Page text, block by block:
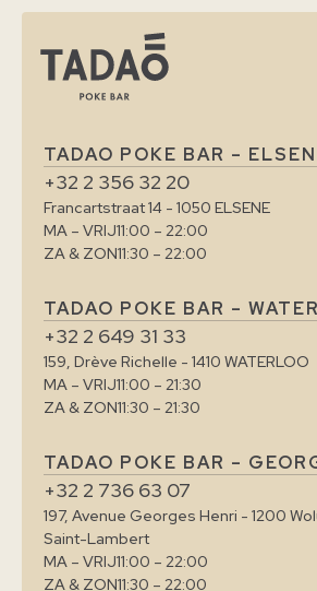
TADAO POKE BAR –
+32 2 356 32 20
Francartstraat 14 - 1050 ELSENE
MA – VRIJ11:00 – 22:00
ZA & ZON11:30 – 22:00
TADAO POKE BAR –
+32 2 649 31 33
159, Drève Richelle - 1410 WATERLOO
MA – VRIJ11:00 – 21:30
ZA & ZON11:30 – 21:30
TADAO POKE BAR –
+32 2 736 63 07
197, Avenue Georges Henri - 1200
Saint-Lambert
MA – VRIJ11:00 – 22:00
ZA & ZON11:30 – 22:00